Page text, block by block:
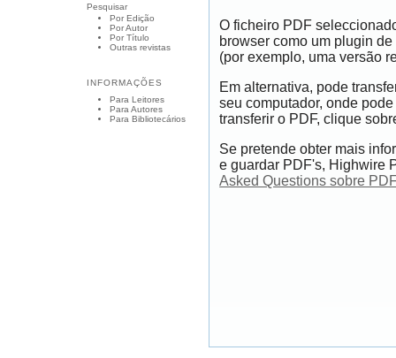
Pesquisar
Por Edição
Por Autor
Por Título
Outras revistas
INFORMAÇÕES
Para Leitores
Para Autores
Para Bibliotecários
O ficheiro PDF
browser como um plugin
(por exemplo, uma versão
Em alternativa, pode
seu computador, onde
transferir o PDF, clique
Se pretende obter mais
e guardar PDF's, Highwire
Asked Questions sobre